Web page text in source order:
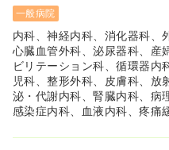
一般病院
内科、神経内科、消化器科、
心臓血管外科、泌尿器科、産
ビリテーション科、循環器内
児科、整形外科、皮膚科、放
泌・代謝内科、腎臓内科、病
感染症内科、血液内科、疼痛